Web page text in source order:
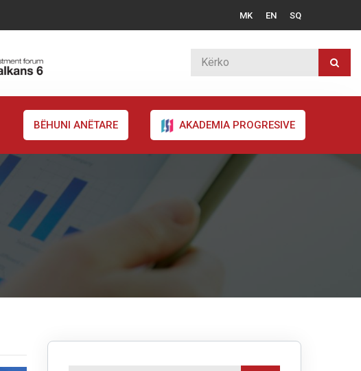
MK EN SQ
BËHUNI ANËTARE AKADEMIA PROGRESIVE